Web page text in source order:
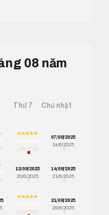
08 năm
Thứ 7 Chủ nhật
13/6/2025
07/08/2025
14/6/2025
13/08/2025
20/6/2025
14/08/2025
21/6/2025
27/6/2025
21/08/2025
28/6/2025